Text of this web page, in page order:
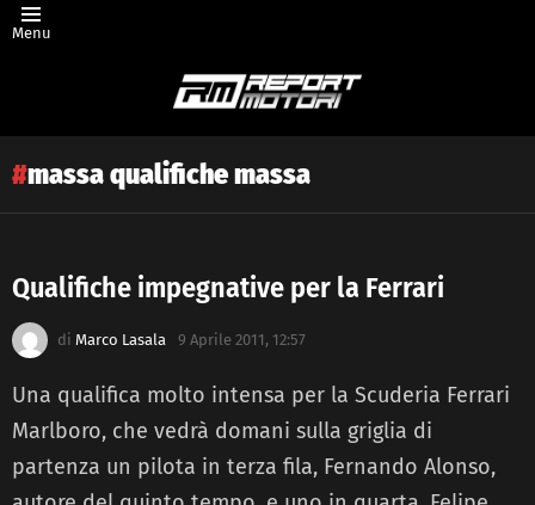
Menu
massa qualifiche massa
Latest
story
Qualifiche impegnative per la Ferrari
di Marco Lasala 9 Aprile 2011, 12:57
Una qualifica molto intensa per la Scuderia Ferrari
Marlboro, che vedrà domani sulla griglia di
partenza un pilota in terza fila, Fernando Alonso,